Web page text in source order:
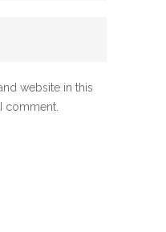
website in this
comment.